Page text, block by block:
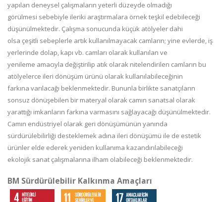
yapılan deneysel çalışmaların yeterli düzeyde olmadığı
görülmesi sebebiyle ileriki araştırmalara örnek teşkil edebileceği
düşünülmektedir. Çalışma sonucunda küçük atölyeler dahi
olsa çeşitli sebeplerle artık kullanılmayacak camların; yine evlerde, iş
yerlerinde dolap, kapı vb. camları olarak kullanılan ve
yenileme amacıyla değiştirilip atık olarak nitelendirilen camların bu
atölyelerce ileri dönüşüm ürünü olarak kullanılabileceğinin
farkına varılacağı beklenmektedir. Bununla birlikte sanatçıların
sonsuz dönüşebilen bir materyal olarak camın sanatsal olarak
yarattığı imkanların farkına varmasını sağlayacağı düşünülmektedir.
Camın endüstriyel olarak geri dönüşümünün yanında
sürdürülebilirliği desteklemek adına ileri dönüşümü ile de estetik
ürünler elde ederek yeniden kullanıma kazandırılabileceği
ekolojik sanat çalışmalarına ilham olabileceği beklenmektedir.
BM Sürdürülebilir Kalkınma Amaçları